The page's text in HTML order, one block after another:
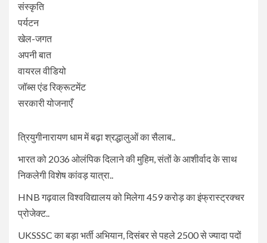
संस्कृति
पर्यटन
खेल-जगत
अपनी बात
वायरल वीडियो
जॉब्स एंड रिक्रूटमेंट
सरकारी योजनाएँ
त्रियुगीनारायण धाम में बढ़ा श्रद्धालुओं का सैलाब..
भारत को 2036 ओलंपिक दिलाने की मुहिम, संतों के आशीर्वाद के साथ
निकलेगी विशेष कांवड़ यात्रा..
HNB गढ़वाल विश्वविद्यालय को मिलेगा 459 करोड़ का इंफ्रास्ट्रक्चर
प्रोजेक्ट..
UKSSSC का बड़ा भर्ती अभियान, दिसंबर से पहले 2500 से ज्यादा पदों